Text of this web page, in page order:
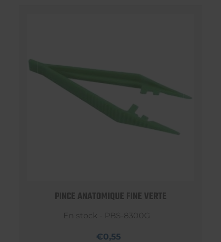
PINCE ANATOMIQUE FINE VERTE
En stock - PBS-8300G
€0,55